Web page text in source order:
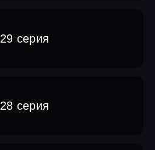
29 серия
28 серия